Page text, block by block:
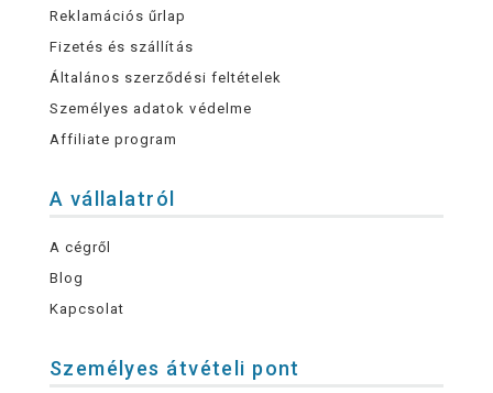
Reklamációs űrlap
Fizetés és szállítás
Általános szerződési feltételek
Személyes adatok védelme
Affiliate program
A vállalatról
A cégről
Blog
Kapcsolat
Személyes átvételi pont